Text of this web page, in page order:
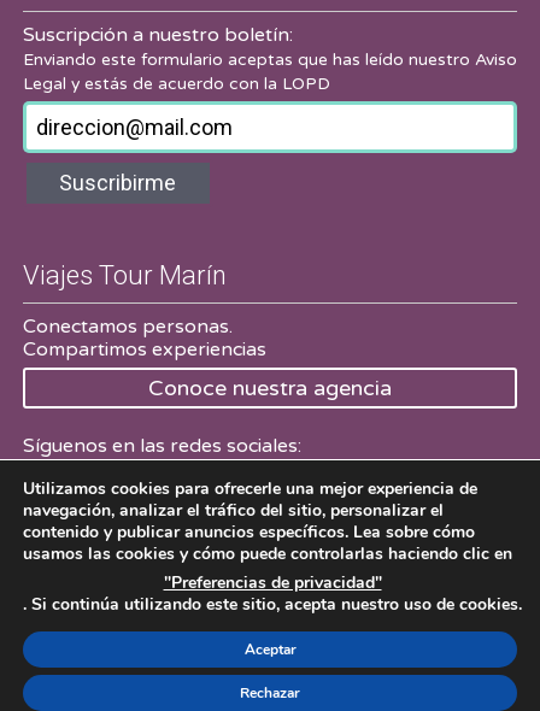
Suscripción a nuestro boletín:
Enviando este formulario aceptas que has leído nuestro Aviso
Legal y estás de acuerdo con la LOPD
Suscribirme
Viajes Tour Marín
Conectamos personas.
Compartimos experiencias
Conoce nuestra agencia
Síguenos en las redes sociales:
Facebook Twitter
Viajes Tour Marín 2016
Aviso Legal
Desarrollado por
Utilizamos cookies para ofrecerle una mejor experiencia de
navegación, analizar el tráfico del sitio, personalizar el
contenido y publicar anuncios específicos. Lea sobre cómo
usamos las cookies y cómo puede controlarlas haciendo clic en
"Preferencias de privacidad"
. Si continúa utilizando este sitio, acepta nuestro uso de cookies.
Aceptar
Rechazar